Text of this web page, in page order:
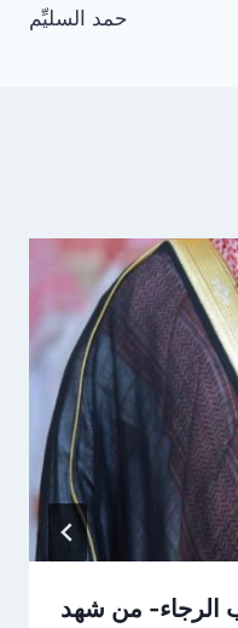
حمد السليِّم
١٨٠- باب الرجاء- من شهد